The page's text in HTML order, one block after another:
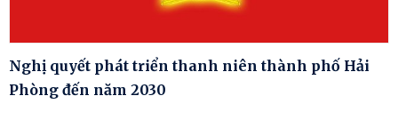
Nghị quyết phát triển thanh niên thành phố Hải
Phòng đến năm 2030